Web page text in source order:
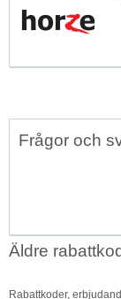
Frågor och
Äldre
Rabattkoder,